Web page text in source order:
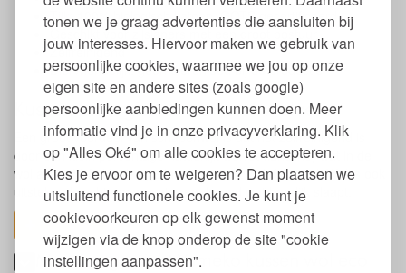
tonen we je graag advertenties die aansluiten bij
jouw interesses. Hiervoor maken we gebruik van
persoonlijke cookies, waarmee we jou op onze
eigen site en andere sites (zoals google)
persoonlijke aanbiedingen kunnen doen. Meer
informatie vind je in onze privacyverklaring. Klik
op "Alles Oké" om alle cookies te accepteren.
Kies je ervoor om te weigeren? Dan plaatsen we
uitsluitend functionele cookies. Je kunt je
cookievoorkeuren op elk gewenst moment
wijzigen via de knop onderop de site "cookie
instellingen aanpassen".
Tijk: 100% biologisch katoen, GOTS gecertificeerd
Geschikt voor zijslapers met een groot postuur
Zelfreinigend
Diervriendelijk: geen dierenleed bij de productie
Kussen biologische wol met wolvet
Een groot voordeel van schapenwol is dat het zelfreinigend is
door een klein percentage natuurlijk wolvet (lanoline) wat in de
wol achterblijft. Het laagje lanoline werkt vuilafstotend. Wol is ook
uitstekend vocht- en warmte regulerend wat heerlijk slaapt.
toon alles
Maat en gewicht Yumeko kussen wol eco